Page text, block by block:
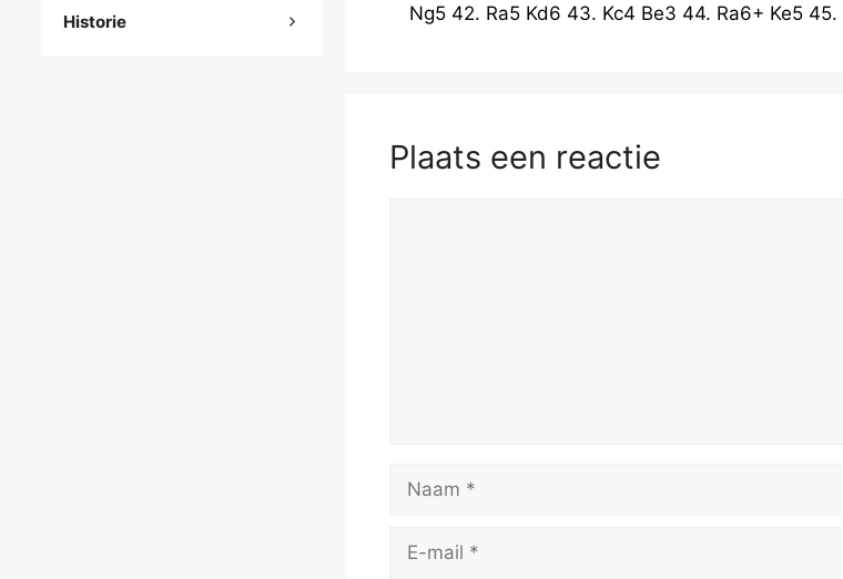
Ng5 42. Ra5 Kd6 43. Kc4 Be3 44. Ra6+ Ke5 45.
Plaats een reactie
mail
Historie